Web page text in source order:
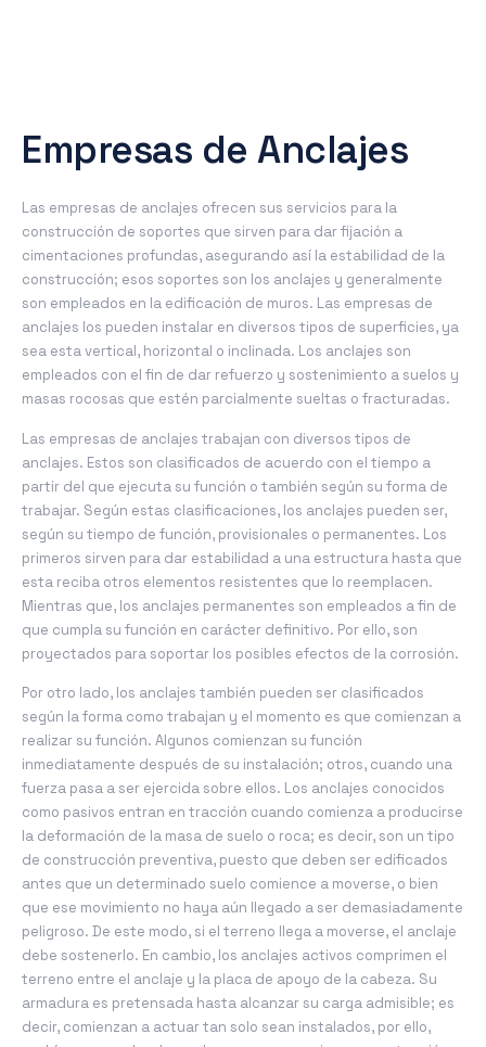
Empresas de Anclajes
Las empresas de anclajes ofrecen sus servicios para la
construcción de soportes que sirven para dar fijación a
cimentaciones profundas, asegurando así la estabilidad de la
construcción; esos soportes son los anclajes y generalmente
son empleados en la edificación de muros. Las empresas de
anclajes los pueden instalar en diversos tipos de superficies, ya
sea esta vertical, horizontal o inclinada. Los anclajes son
empleados con el fin de dar refuerzo y sostenimiento a suelos y
masas rocosas que estén parcialmente sueltas o fracturadas.
Las empresas de anclajes trabajan con diversos tipos de
anclajes. Estos son clasificados de acuerdo con el tiempo a
partir del que ejecuta su función o también según su forma de
trabajar. Según estas clasificaciones, los anclajes pueden ser,
según su tiempo de función, provisionales o permanentes. Los
primeros sirven para dar estabilidad a una estructura hasta que
esta reciba otros elementos resistentes que lo reemplacen.
Mientras que, los anclajes permanentes son empleados a fin de
que cumpla su función en carácter definitivo. Por ello, son
proyectados para soportar los posibles efectos de la corrosión.
Por otro lado, los anclajes también pueden ser clasificados
según la forma como trabajan y el momento es que comienzan a
realizar su función. Algunos comienzan su función
inmediatamente después de su instalación; otros, cuando una
fuerza pasa a ser ejercida sobre ellos. Los anclajes conocidos
como pasivos entran en tracción cuando comienza a producirse
la deformación de la masa de suelo o roca; es decir, son un tipo
de construcción preventiva, puesto que deben ser edificados
antes que un determinado suelo comience a moverse, o bien
que ese movimiento no haya aún llegado a ser demasiadamente
peligroso. De este modo, si el terreno llega a moverse, el anclaje
debe sostenerlo. En cambio, los anclajes activos comprimen el
terreno entre el anclaje y la placa de apoyo de la cabeza. Su
armadura es pretensada hasta alcanzar su carga admisible; es
decir, comienzan a actuar tan solo sean instalados, por ello,